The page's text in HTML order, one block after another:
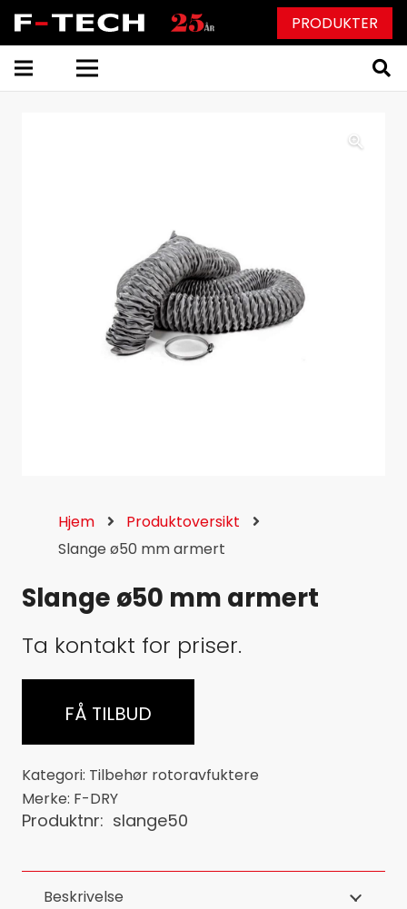
PRODUKTER
Hjem
Produktoversikt
Slange ø50 mm armert
Slange ø50 mm armert
Ta kontakt for priser.
FÅ TILBUD
Kategori: Tilbehør rotoravfuktere
Merke: F-DRY
Produktnr: slange50
Beskrivelse